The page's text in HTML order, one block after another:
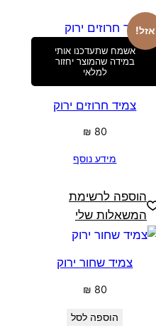
אזל!
אשמח שתעדכנו אותי
במידה שהמוצר יחזור
למלאי
צמיד חרוזים ירוק
₪ 80
מידע נוסף
הוספה לרשימת
המשאלות שלי
צמיד שחור ירוק
₪ 80
הוספה לסל